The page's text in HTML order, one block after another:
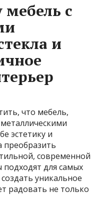
с
и
что мебель,
эстетику и
преобразить
современной
подходят для самых
уникальное
радовать не только